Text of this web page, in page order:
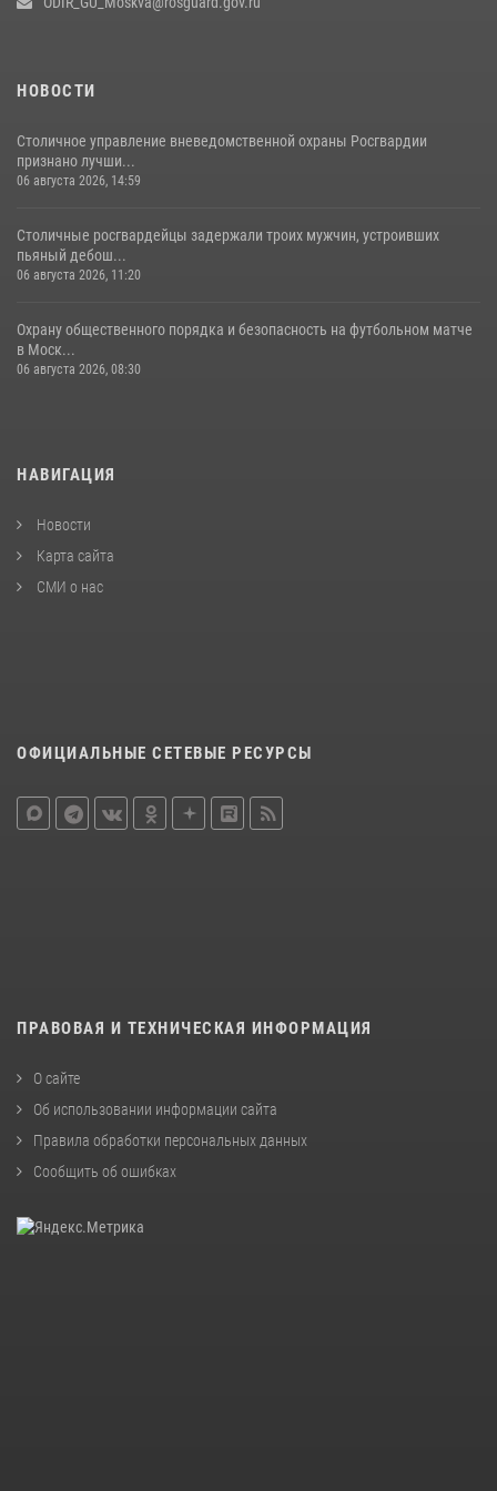
НОВОСТИ
Столичное управление вневедомственной охраны Росгвардии
признано лучши...
06 августа 2026, 14:59
Столичные росгвардейцы задержали троих мужчин, устроивших
пьяный дебош...
06 августа 2026, 11:20
Охрану общественного порядка и безопасность на футбольном матче
в Моск...
06 августа 2026, 08:30
НАВИГАЦИЯ
Новости
Карта сайта
СМИ о нас
ОФИЦИАЛЬНЫЕ СЕТЕВЫЕ РЕСУРСЫ
ПРАВОВАЯ И ТЕХНИЧЕСКАЯ ИНФОРМАЦИЯ
О сайте
Об использовании информации сайта
Правила обработки персональных данных
Сообщить об ошибках